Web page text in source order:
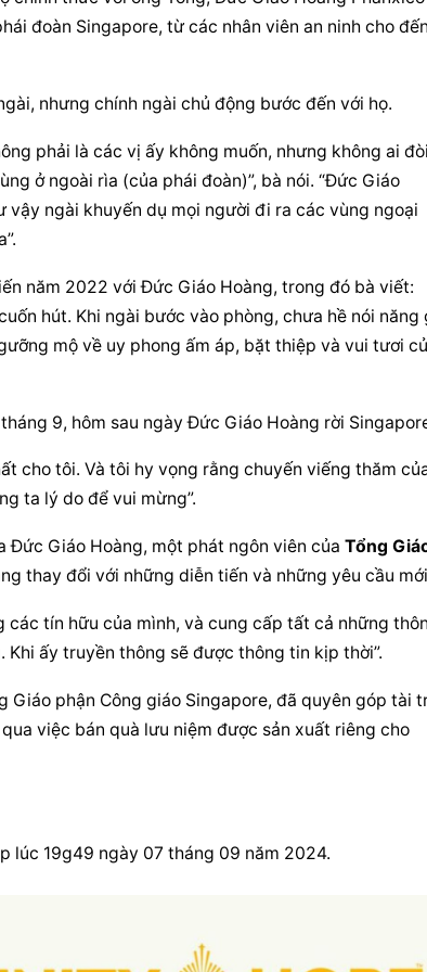
đoàn Singapore, từ các nhân viên an ninh cho đến
nhưng chính ngài chủ động bước đến với họ.
phải là các vị ấy không muốn, nhưng không ai đòi
ở ngoài rìa (của phái đoàn)”, bà nói. “Đức Giáo
ngài khuyến dụ mọi người đi ra các vùng ngoại
năm 2022 với Đức Giáo Hoàng, trong đó bà viết:
hút. Khi ngài bước vào phòng, chưa hề nói năng
mộ về uy phong ấm áp, bặt thiệp và vui tươi
9, hôm sau ngày Đức Giáo Hoàng rời
cho tôi. Và tôi hy vọng rằng chuyến viếng thăm
ta lý do để vui mừng”.
Đức Giáo Hoàng, một phát ngôn viên của Tổng
thay đổi với những diễn tiến và những yêu cầu
các tín hữu của mình, và cung cấp tất cả những
ấy truyền thông sẽ được thông tin kịp thời”.
Giáo phận Công giáo Singapore, đã quyên góp tài
việc bán quà lưu niệm được sản xuất riêng cho
lúc 19g49 ngày 07 tháng 09 năm 2024.